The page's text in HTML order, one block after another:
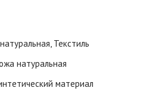
Текстиль
натуральная
материал